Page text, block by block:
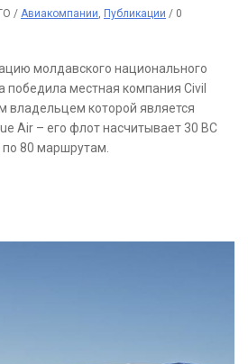
/ Авиакомпании, Публикации / 0
молдавского национального
победила местная компания Civil
владельцем которой является
Air – его флот насчитывает 30 ВС
80 маршрутам.